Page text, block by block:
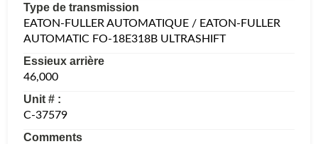
Type de transmission
EATON-FULLER AUTOMATIQUE / EATON-FULLER
AUTOMATIC FO-18E318B ULTRASHIFT
Essieux arrière
46,000
Unit # :
C-37579
Comments